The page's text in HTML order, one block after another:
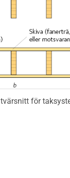
för